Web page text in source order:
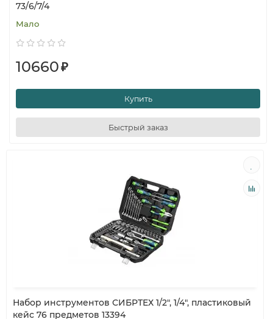
73/6/7/4
Мало
10660₽
Купить
Быстрый заказ
Набор инструментов СИБРТЕХ 1/2", 1/4", пластиковый
кейс 76 предметов 13394